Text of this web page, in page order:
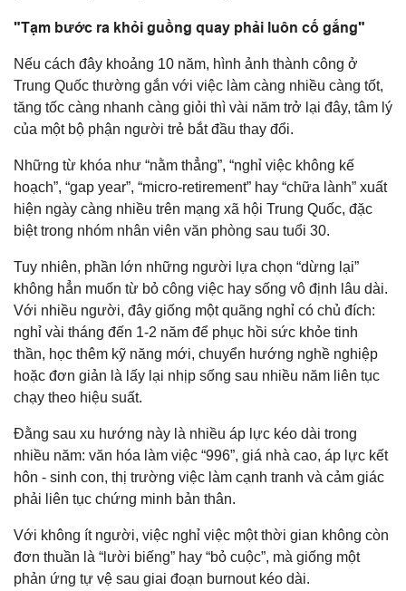
"Tạm bước ra khỏi guồng quay phải luôn cố gắng"
Nếu cách đây khoảng 10 năm, hình ảnh thành công ở
Trung Quốc thường gắn với việc làm càng nhiều càng tốt,
tăng tốc càng nhanh càng giỏi thì vài năm trở lại đây, tâm lý
của một bộ phận người trẻ bắt đầu thay đổi.
Những từ khóa như “nằm thẳng”, “nghỉ việc không kế
hoạch”, “gap year”, “micro-retirement” hay “chữa lành” xuất
hiện ngày càng nhiều trên mạng xã hội Trung Quốc, đặc
biệt trong nhóm nhân viên văn phòng sau tuổi 30.
Tuy nhiên, phần lớn những người lựa chọn “dừng lại”
không hẳn muốn từ bỏ công việc hay sống vô định lâu dài.
Với nhiều người, đây giống một quãng nghỉ có chủ đích:
nghỉ vài tháng đến 1-2 năm để phục hồi sức khỏe tinh
thần, học thêm kỹ năng mới, chuyển hướng nghề nghiệp
hoặc đơn giản là lấy lại nhịp sống sau nhiều năm liên tục
chạy theo hiệu suất.
Đằng sau xu hướng này là nhiều áp lực kéo dài trong
nhiều năm: văn hóa làm việc “996”, giá nhà cao, áp lực kết
hôn - sinh con, thị trường việc làm cạnh tranh và cảm giác
phải liên tục chứng minh bản thân.
Với không ít người, việc nghỉ việc một thời gian không còn
đơn thuần là “lười biếng” hay “bỏ cuộc”, mà giống một
phản ứng tự vệ sau giai đoạn burnout kéo dài.